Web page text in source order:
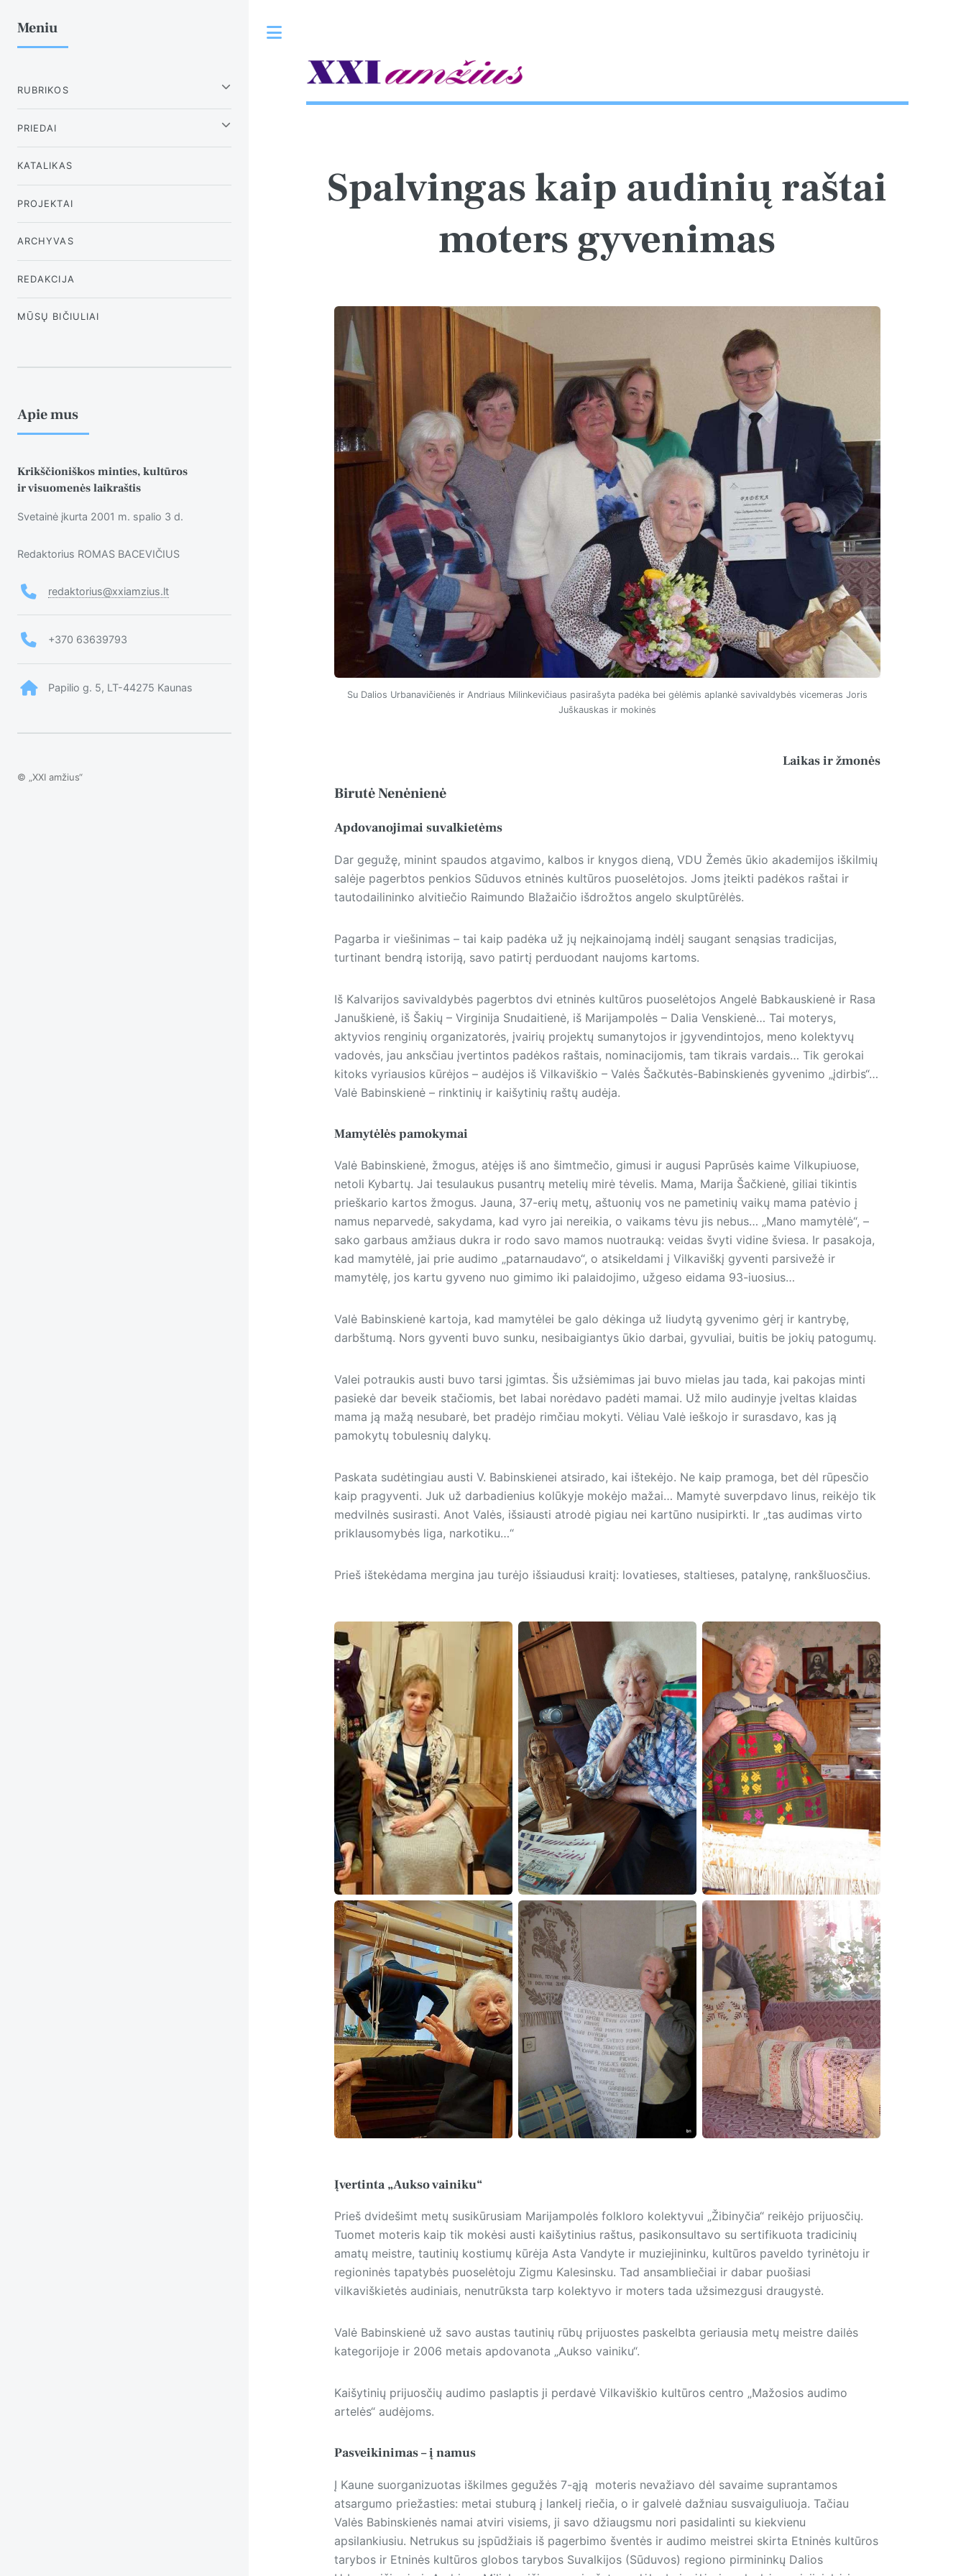
Spalvingas kaip audinių raštai
moters gyvenimas
Su Dalios Urbanavičienės ir Andriaus Milinkevičiaus pasirašyta padėka bei gėlėmis aplankė savivaldybės vicemeras Joris
Juškauskas ir mokinės
Laikas ir žmonės
Birutė Nenėnienė
Apdovanojimai suvalkietėms
Dar gegužę, minint spaudos atgavimo, kalbos ir knygos dieną, VDU Žemės ūkio akademijos iškilmių
salėje pagerbtos penkios Sūduvos etninės kultūros puoselėtojos. Joms įteikti padėkos raštai ir
tautodailininko alvitiečio Raimundo Blažaičio išdrožtos angelo skulptūrėlės.
Pagarba ir viešinimas – tai kaip padėka už jų neįkainojamą indėlį saugant senąsias tradicijas,
turtinant bendrą istoriją, savo patirtį perduodant naujoms kartoms.
Iš Kalvarijos savivaldybės pagerbtos dvi etninės kultūros puoselėtojos Angelė Babkauskienė ir Rasa
Januškienė, iš Šakių – Virginija Snudaitienė, iš Marijampolės – Dalia Vens­kienė… Tai moterys,
aktyvios renginių organizatorės, įvairių pro­jektų sumanytojos ir įgyvendintojos, meno kolektyvų
vadovės, jau anksčiau įvertintos padėkos raštais, nominacijomis, tam tikrais vardais… Tik gerokai
kitoks vyriausios kūrėjos – audėjos iš Vilkaviškio – Valės Šačkutės-Babinskienės gyvenimo „įdirbis“…
Valė Babinskienė – rinktinių ir kaišytinių raštų audėja.
Mamytėlės pamokymai
Valė Babinskienė, žmogus, atėjęs iš ano šimtmečio, gimusi ir augusi Paprūsės kaime Vilkupiuose,
netoli Kybartų. Jai tesulaukus pusantrų metelių mirė tėvelis. Mama, Marija Šačkienė, giliai tikintis
prieškario kartos žmogus. Jauna, 37-erių metų, aštuonių vos ne pametinių vaikų mama patėvio į
namus neparvedė, sakydama, kad vyro jai nereikia, o vaikams tėvu jis nebus… „Mano mamytėlė“, –
sako garbaus amžiaus dukra ir rodo savo mamos nuotrauką: veidas švyti vidine šviesa. Ir pasakoja,
kad mamytėlė, jai prie audimo „patarnaudavo“, o atsikeldami į Vilkaviškį gyventi par­si­ve­žė ir
mamytėlę, jos kartu gyveno nuo gimimo iki palaidojimo, užgeso eidama 93-iuosius…
Valė Babinskienė kartoja, kad mamytėlei be galo dėkinga už liudytą gyvenimo gėrį ir kantrybę,
darbštumą. Nors gyventi buvo sunku, nesibaigiantys ūkio darbai, gyvuliai, buitis be jokių patogumų.
Valei potraukis austi buvo tarsi įgimtas. Šis užsiėmimas jai buvo mielas jau tada, kai pakojas minti
pasiekė dar beveik stačiomis, bet labai norėdavo padėti mamai. Už milo audinyje įveltas klaidas
mama ją mažą nesubarė, bet pradėjo rimčiau mokyti. Vėliau Valė ieškojo ir surasdavo, kas ją
pamokytų tobulesnių dalykų.
Paskata sudėtingiau austi V. Babinskienei atsirado, kai ištekėjo. Ne kaip pramoga, bet dėl rūpesčio
kaip pragyventi. Juk už darbadienius kolūkyje mokėjo mažai… Mamytė suverpdavo linus, reikėjo tik
medvilnės susirasti. Anot Valės, išsiausti atrodė pigiau nei kartūno nusipirkti. Ir „tas audimas virto
priklausomybės liga, narkotiku…“
Prieš ištekėdama mergina jau turėjo išsiaudusi kraitį: lovatieses, staltieses, patalynę, rankšluosčius.
Įvertinta „Aukso vainiku“
Prieš dvidešimt metų susikūrusiam Marijampolės folkloro kolektyvui „Žibinyčia“ reikėjo prijuosčių.
Tuomet moteris kaip tik mokėsi austi kaišytinius raštus, pasikonsultavo su sertifikuota tradicinių
amatų meistre, tautinių kostiumų kūrėja Asta Vandyte ir muziejininku, kultūros paveldo tyrinėtoju ir
regioninės tapatybės puoselėtoju Zigmu Kalesinsku. Tad ansambliečiai ir dabar puošiasi
vilkaviškietės audiniais, nenutrūksta tarp kolektyvo ir moters tada užsimezgusi draugystė.
Valė Babinskienė už savo austas tautinių rūbų prijuostes paskelbta geriausia metų meistre dailės
kategorijoje ir 2006 metais apdovanota „Aukso vainiku“.
Kaišytinių prijuosčių audimo paslaptis ji perdavė Vilkaviškio kultūros centro „Mažosios audimo
artelės“ audėjoms.
Pasveikinimas – į namus
Į Kaune suorganizuotas iškilmes gegužės 7-ąją moteris nevažiavo dėl savaime suprantamos
atsargumo prie­žasties: metai stuburą į lankelį riečia, o ir galvelė dažniau susvaiguliuoja. Tačiau
Valės Babinskienės namai atviri visiems, ji savo džiaugsmu nori pasidalinti su kiekvienu
apsilankiusiu. Netrukus su įspūdžiais iš pagerbimo šventės ir audimo meistrei skirta Etninės kultūros
tarybos ir Etninės kultūros globos tarybos Suvalkijos (Sūduvos) regiono pirmininkų Dalios
Meniu
RUBRIKOS
PRIEDAI
KATALIKAS
PROJEKTAI
ARCHYVAS
REDAKCIJA
MŪSŲ BIČIULIAI
Apie mus
Krikščioniškos minties, kultūros
ir visuomenės laikraštis
Svetainė įkurta 2001 m. spalio 3 d.
Redaktorius ROMAS BACEVIČIUS
redaktorius@xxiamzius.lt
+370 63639793
Papilio g. 5, LT-44275 Kaunas
© „XXI amžius“